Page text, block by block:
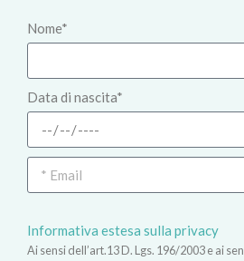
Nome*
Data di nascita*
Informativa estesa sulla privacy
Ai sensi dell’art.13 D. Lgs. 196/2003 e ai